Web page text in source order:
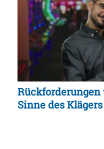
Rückforderungen
Sinne des